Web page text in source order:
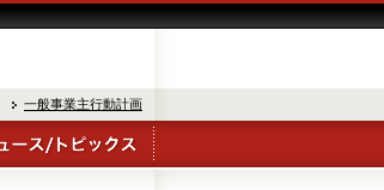
一般事業主行動計画